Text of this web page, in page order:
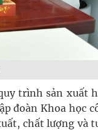
trình sản xuất
đoàn Khoa học
chất lượng và